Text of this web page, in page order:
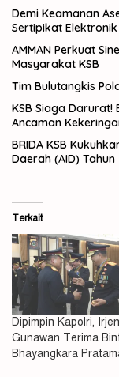
Demi Keamanan
Sertipikat Elektronik
AMMAN Perkuat
Masyarakat KSB
Tim Bulutangkis
KSB Siaga Darurat!
Ancaman
BRIDA KSB
Daerah (AID) Tahun
Terkait
Dipimpin Kapolri,
Gunawan Terima
Bhayangkara